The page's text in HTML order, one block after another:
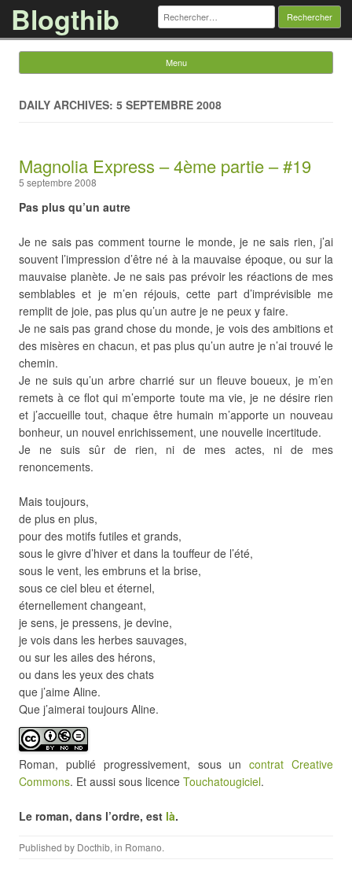
Blogthib Rechercher :
Menu
DAILY ARCHIVES: 5 SEPTEMBRE 2008
Magnolia Express – 4ème partie – #19
5 septembre 2008
Pas plus qu’un autre
Je ne sais pas comment tourne le monde, je ne sais rien, j’ai
souvent l’impression d’être né à la mauvaise époque, ou sur la
mauvaise planète. Je ne sais pas prévoir les réactions de mes
semblables et je m’en réjouis, cette part d’imprévisible me
remplit de joie, pas plus qu’un autre je ne peux y faire.
Je ne sais pas grand chose du monde, je vois des ambitions et
des misères en chacun, et pas plus qu’un autre je n’ai trouvé le
chemin.
Je ne suis qu’un arbre charrié sur un fleuve boueux, je m’en
remets à ce flot qui m’emporte toute ma vie, je ne désire rien
et j’accueille tout, chaque être humain m’apporte un nouveau
bonheur, un nouvel enrichissement, une nouvelle incertitude.
Je ne suis sûr de rien, ni de mes actes, ni de mes
renoncements.
Mais toujours,
de plus en plus,
pour des motifs futiles et grands,
sous le givre d’hiver et dans la touffeur de l’été,
sous le vent, les embruns et la brise,
sous ce ciel bleu et éternel,
éternellement changeant,
je sens, je pressens, je devine,
je vois dans les herbes sauvages,
ou sur les ailes des hérons,
ou dans les yeux des chats
que j’aime Aline.
Que j’aimerai toujours Aline.
Roman, publié progressivement, sous uncontrat Creative
Commons. Et aussi sous licence Touchatougiciel.
Le roman, dans l’ordre, est là.
Published by Docthib, in Romano.